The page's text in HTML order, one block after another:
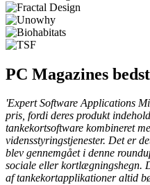
PC Magazines
'Expert Software Applications
pris, fordi deres produkt
tankekortsoftware kombineret
vidensstyringstjenester. Det er
blev gennemgået i denne
sociale eller kortlægningshegn.
af tankekortapplikationer altid